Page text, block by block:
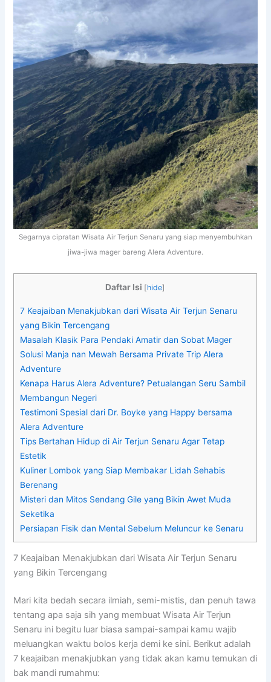
Segarnya cipratan Wisata Air Terjun Senaru yang siap menyembuhkan
jiwa-jiwa mager bareng Alera Adventure.
Daftar Isi [hide]
7 Keajaiban Menakjubkan dari Wisata Air Terjun Senaru
yang Bikin Tercengang
Masalah Klasik Para Pendaki Amatir dan Sobat Mager
Solusi Manja nan Mewah Bersama Private Trip Alera
Adventure
Kenapa Harus Alera Adventure? Petualangan Seru Sambil
Membangun Negeri
Testimoni Spesial dari Dr. Boyke yang Happy bersama
Alera Adventure
Tips Bertahan Hidup di Air Terjun Senaru Agar Tetap
Estetik
Kuliner Lombok yang Siap Membakar Lidah Sehabis
Berenang
Misteri dan Mitos Sendang Gile yang Bikin Awet Muda
Seketika
Persiapan Fisik dan Mental Sebelum Meluncur ke Senaru
7 Keajaiban Menakjubkan dari Wisata Air Terjun Senaru
yang Bikin Tercengang
Mari kita bedah secara ilmiah, semi-mistis, dan penuh tawa
tentang apa saja sih yang membuat Wisata Air Terjun
Senaru ini begitu luar biasa sampai-sampai kamu wajib
meluangkan waktu bolos kerja demi ke sini. Berikut adalah
7 keajaiban menakjubkan yang tidak akan kamu temukan di
bak mandi rumahmu: